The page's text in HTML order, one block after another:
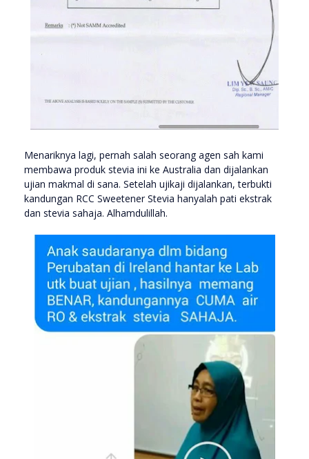
Menariknya lagi, pernah salah seorang agen sah kami
membawa produk stevia ini ke Australia dan dijalankan
ujian makmal di sana. Setelah ujikaji dijalankan, terbukti
kandungan RCC Sweetener Stevia hanyalah pati ekstrak
dan stevia sahaja. Alhamdulillah.